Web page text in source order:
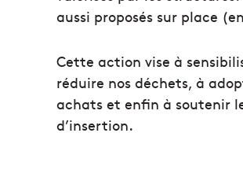
aussi proposés sur place
Cette action vise à
réduire nos déchets, à
achats et enfin à soutenir
d’insertion.